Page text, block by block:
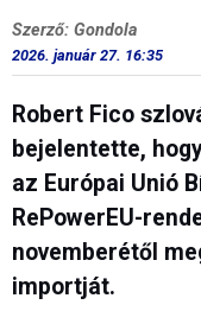
Szerző: Gondola
2026. január 27. 16:35
Robert Fico
bejelentette,
az Európai Unió
RePowerEU-
novemberétől
importját.